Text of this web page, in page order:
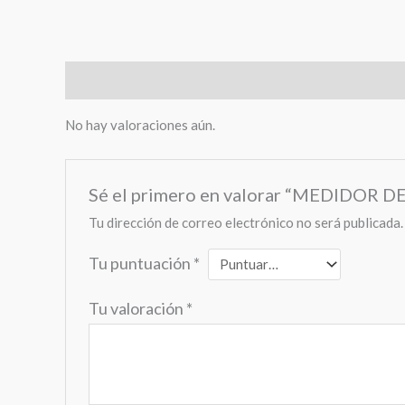
No hay valoraciones aún.
Sé el primero en valorar “MEDIDOR
Tu dirección de correo electrónico no será publicada.
Tu puntuación *
Tu valoración *